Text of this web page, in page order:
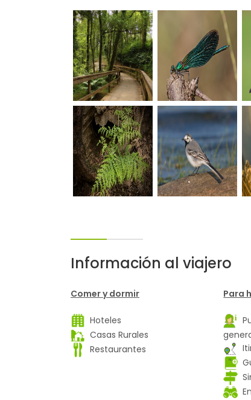
Información al viajero
Comer y dormir
Hoteles
Casas Rurales
Restaurantes
Para